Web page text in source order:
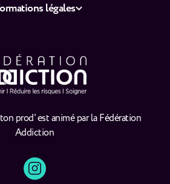
prod' est animé par la Fédération
Addiction
légales